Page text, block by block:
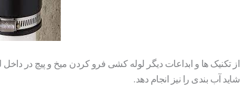
از تکنیک ها و ابداعات دیگر لوله کشی فرو کردن میخ و پیچ در
شاید آب بندی را نیز انجام دهد.